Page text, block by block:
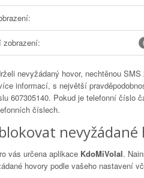
zobrazení:
nevyžádaný hovor, nechtěnou
informací, s největší
607305140. Pokud je telefonní číslo
číslech.
vás určena aplikace KdoMiVolal.
hovory podle vašeho nastavení